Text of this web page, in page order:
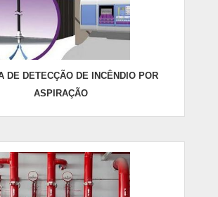
DE DETECÇÃO DE INCÊNDIO POR
ASPIRAÇÃO